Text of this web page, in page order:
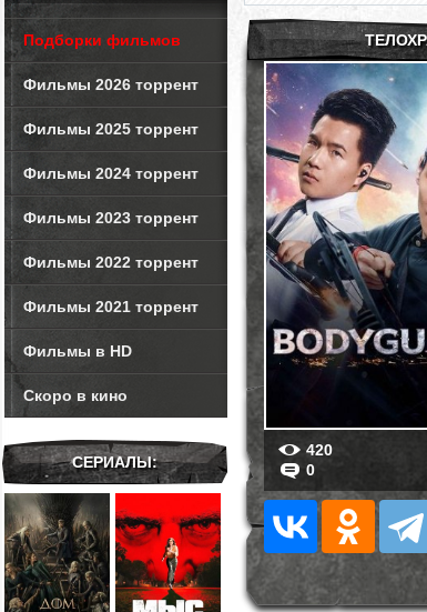
Подборки фильмов
Фильмы 2026 торрент
Фильмы 2025 торрент
Фильмы 2024 торрент
Фильмы 2023 торрент
Фильмы 2022 торрент
Фильмы 2021 торрент
Фильмы в HD
Скоро в кино
СЕРИАЛЫ:
420
0